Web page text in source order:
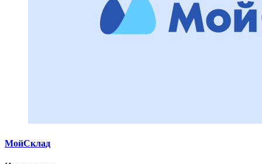
МойСклад